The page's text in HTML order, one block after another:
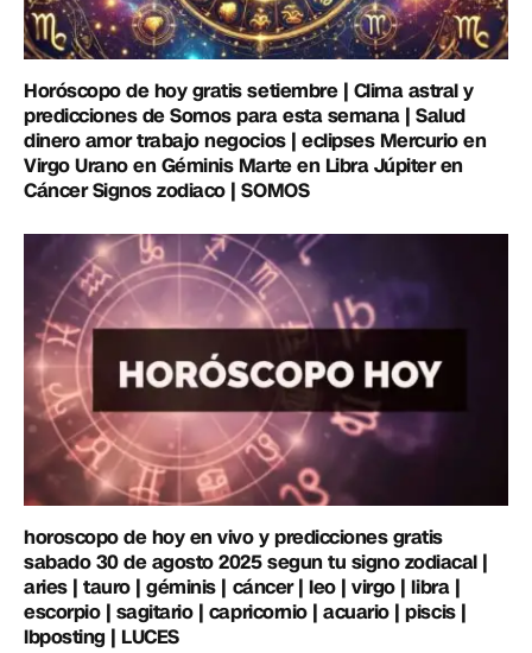
Horóscopo de hoy gratis setiembre | Clima astral y
predicciones de Somos para esta semana | Salud
dinero amor trabajo negocios | eclipses Mercurio en
Virgo Urano en Géminis Marte en Libra Júpiter en
Cáncer Signos zodiaco | SOMOS
horoscopo de hoy en vivo y predicciones gratis
sabado 30 de agosto 2025 segun tu signo zodiacal |
aries | tauro | géminis | cáncer | leo | virgo | libra |
escorpio | sagitario | capricornio | acuario | piscis |
lbposting | LUCES